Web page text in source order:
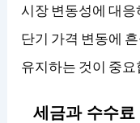
시장 변동성에 대
단기 가격 변동에
유지하는 것이 중요
세금과 수수료